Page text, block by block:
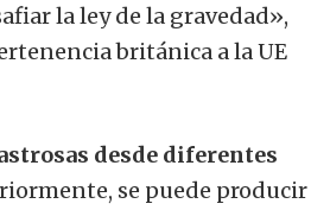
la ley de la gravedad»,
británica a la UE
desde diferentes
se puede producir